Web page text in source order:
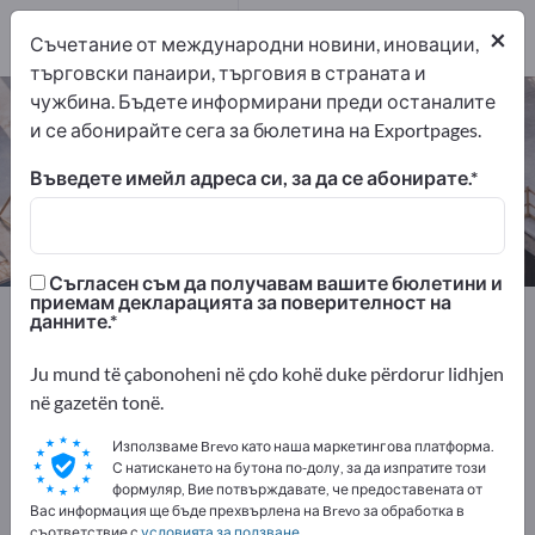
Алеи за боулинг – намерете
производители и доставчици
Exportpages
Спорт и свободно време
Рекламирайте безплатно в
Exportpages!
Нужди – Оферти – Използвани стоки – Бизнес
контакти >> започнете оттук
×
Съчетание от международни новини, иновации,
търговски панаири, търговия в страната и
чужбина. Бъдете информирани преди останалите
и се абонирайте сега за бюлетина на Exportpages.
Въведете имейл адреса си, за да се абонирате.
Съгласен съм да получавам вашите бюлетини и
приемам декларацията за поверителност на
данните.
Ju mund të çabonoheni në çdo kohë duke përdorur lidhjen
në gazetën tonë.
Използваме Brevo като наша маркетингова платформа.
С натискането на бутона по-долу, за да изпратите този
формуляр, Вие потвърждавате, че предоставената от
Вас информация ще бъде прехвърлена на Brevo за обработка в